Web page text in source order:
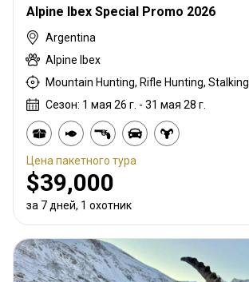
Alpine Ibex Special Promo 2026
Argentina
Alpine Ibex
Mountain Hunting, Rifle Hunting, Stalking
Сезон: 1 мая 26 г. - 31 мая 28 г.
Цена пакетного тура
$39,000
за 7 дней, 1 охотник